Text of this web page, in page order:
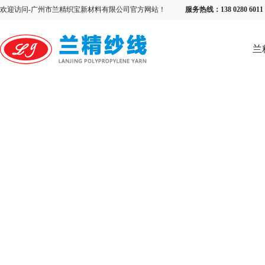
欢迎访问-广州市兰精织宝新材料有限公司官方网站！ 服务热线：138 0280
兰